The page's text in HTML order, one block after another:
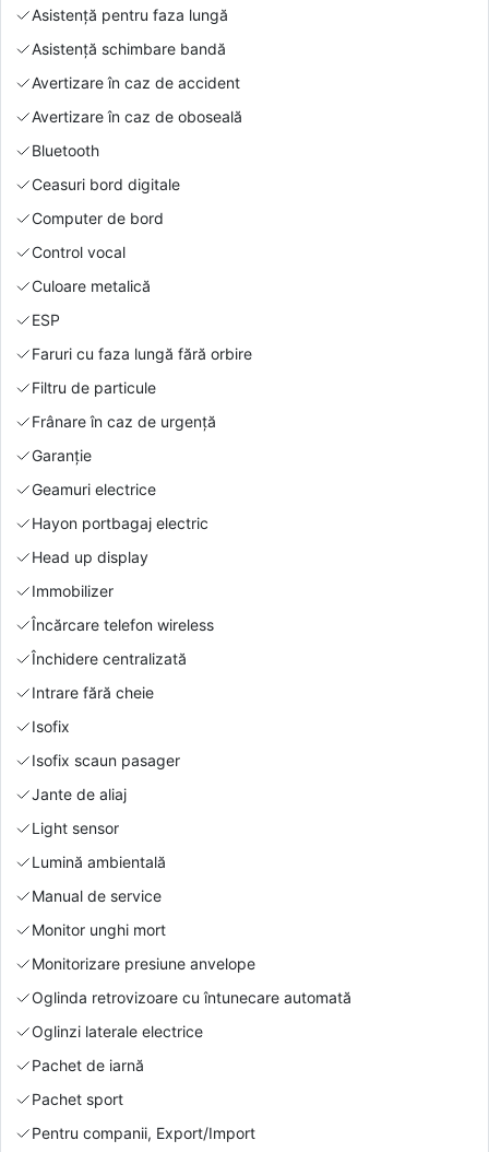
Asistență pentru faza lungă
Asistență schimbare bandă
Avertizare în caz de accident
Avertizare în caz de oboseală
Bluetooth
Ceasuri bord digitale
Computer de bord
Control vocal
Culoare metalică
ESP
Faruri cu faza lungă fără orbire
Filtru de particule
Frânare în caz de urgență
Garanție
Geamuri electrice
Hayon portbagaj electric
Head up display
Immobilizer
Încărcare telefon wireless
Închidere centralizată
Intrare fără cheie
Isofix
Isofix scaun pasager
Jante de aliaj
Light sensor
Lumină ambientală
Manual de service
Monitor unghi mort
Monitorizare presiune anvelope
Oglinda retrovizoare cu întunecare automată
Oglinzi laterale electrice
Pachet de iarnă
Pachet sport
Pentru companii, Export/Import